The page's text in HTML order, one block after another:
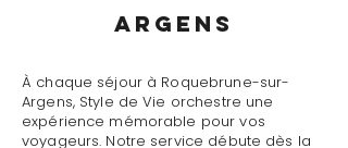
Argens
À chaque séjour à Roquebrune-sur-
Argens, Style de Vie orchestre une
expérience mémorable pour vos
voyageurs. Notre service débute dès la